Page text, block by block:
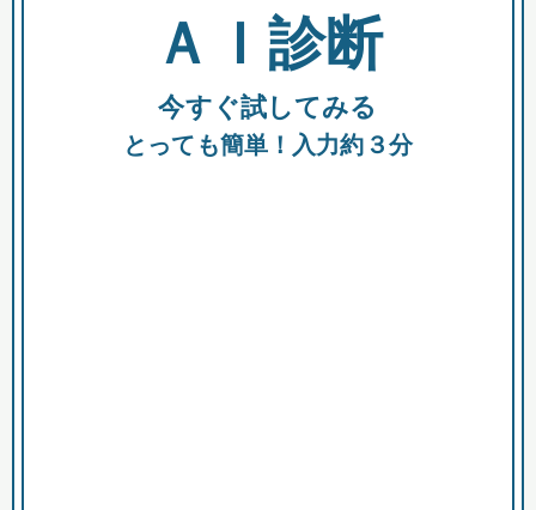
全国の検索結果を含めて表示
助成金 融資 出資
ＡＩ診断
今すぐ試してみる
とっても簡単！入力約３分